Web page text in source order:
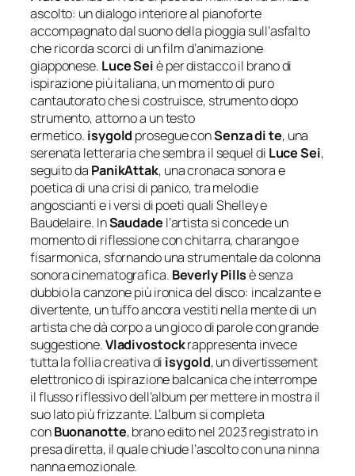
ascolto: un dialogo interiore al pianoforte
accompagnato dal suono della pioggia sull’asfalto
che ricorda scorci di un film d’animazione
giapponese. Luce Seiè per distacco il brano di
ispirazione più italiana, un momento di puro
cantautorato che si costruisce, strumento dopo
strumento, attorno a un testo
ermetico. isygold prosegue conSenza di te, una
serenata letteraria che sembra il sequel di Luce Sei,
seguito da PanikAttak, una cronaca sonora e
poetica di una crisi di panico, tra melodie
angoscianti e i versi di poeti quali Shelley e
Baudelaire. InSaudade l’artista si concede un
momento di riflessione con chitarra, charango e
fisarmonica, sfornando una strumentale da colonna
sonora cinematografica. Beverly Pillsè senza
dubbio la canzone più ironica del disco: incalzante e
divertente, un tuffo ancora vestiti nella mente di un
artista che dà corpo a un gioco di parole con grande
suggestione.Vladivostockrappresenta invece
tutta la follia creativa di isygold, un divertissement
elettronico di ispirazione balcanica che interrompe
il flusso riflessivo dell’album per mettere in mostra il
suo lato più frizzante. L’album si completa
conBuonanotte, brano edito nel 2023 registrato in
presa diretta, il quale chiude l’ascolto con una ninna
nanna emozionale.